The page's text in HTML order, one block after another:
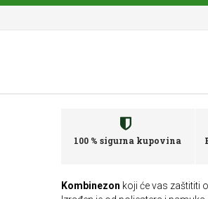
100 % sigurna kupovina
Kombinezon koji će vas zaštititi